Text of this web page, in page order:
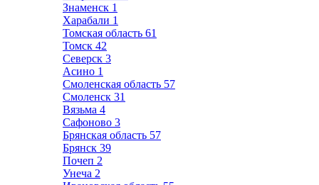
Знаменск 1
Харабали 1
Томская область 61
Томск 42
Северск 3
Асино 1
Смоленская область 57
Смоленск 31
Вязьма 4
Сафоново 3
Брянская область 57
Брянск 39
Почеп 2
Унеча 2